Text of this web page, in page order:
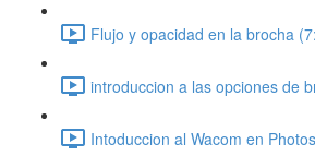
Flujo y opacidad en la brocha
introduccion a las opciones de
Intoduccion al Wacom en